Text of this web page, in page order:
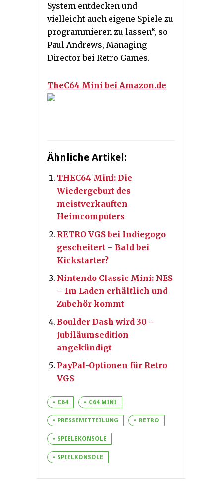
System entdecken und
vielleicht auch eigene Spiele zu
programmieren zu lassen“, so
Paul Andrews, Managing
Director bei Retro Games.
TheC64 Mini bei Amazon.de
Ähnliche Artikel:
THEC64 Mini: Die
Wiedergeburt des
meistverkauften
Heimcomputers
RETRO VGS bei Indiegogo
gescheitert – Bald bei
Kickstarter?
Nintendo Classic Mini: NES
– Im Laden erhältlich und
Zubehör kommt
Boulder Dash wird 30 –
Jubiläumsedition
angekündigt
PayPal-Optionen für Retro
VGS
C64 C64 MINI
PRESSEMITTEILUNG RETRO
SPIELEKONSOLE
SPIELKONSOLE